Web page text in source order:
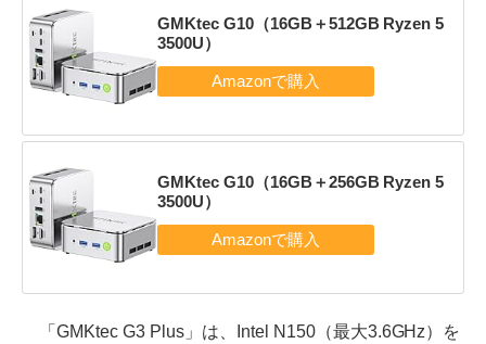
GMKtec G10（16GB＋512GB Ryzen 5
3500U）
GMKtec G10（16GB＋256GB Ryzen 5
3500U）
「GMKtec G3 Plus」は、Intel N150（最大3.6GHz）を